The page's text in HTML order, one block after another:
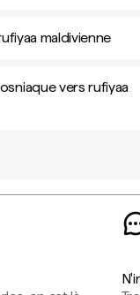
maldivienne
vers rufiyaa